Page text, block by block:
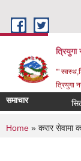
त्रियुगा
'"
त्रियुगा
समाचार
You are
Home » करार सेवामा